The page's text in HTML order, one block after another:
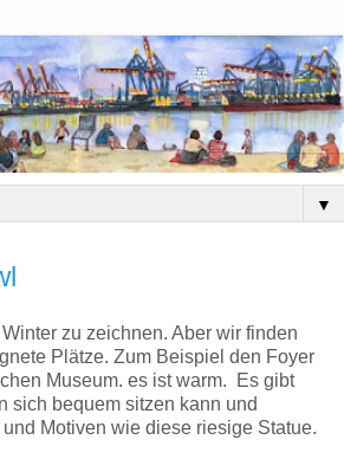
▼
zu zeichnen. Aber wir finden
Plätze. Zum Beispiel den Foyer
Museum. es ist warm. Es gibt
sich bequem sitzen kann und
Motiven wie diese riesige Statue.